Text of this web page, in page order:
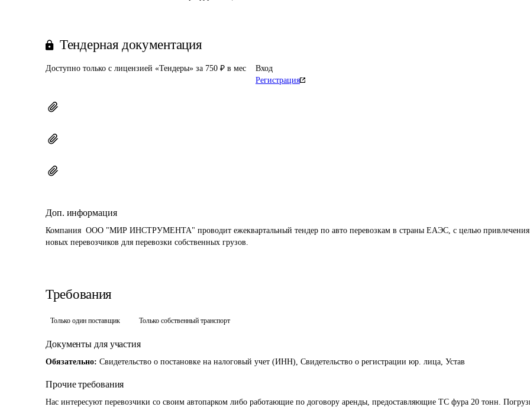
Тендерная документация
Доступно только с лицензией «Тендеры» за 750 ₽ в мес
Вход
Регистрация
Доп. информация
Компания  ООО "МИР ИНСТРУМЕНТА" проводит ежеквартальный тендер по авто перевозкам в страны ЕАЭС, с целью
новых перевозчиков для перевозки собственных грузов.
Требования
Только один поставщик Только собственный транспорт
Документы для участия
Обязательно: Свидетельство о постановке на налоговый учет (ИНН), Свидетельство о регистрации юр. лица, Устав
Прочие требования
Нас интересуют перевозчики со своим автопарком либо работающие по договору аренды, предоставляющие ТС фура 20 тонн.